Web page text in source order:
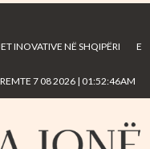
INOVATIVE NË SHQIPËRI E
7 08 2026 | 01:52:46AM